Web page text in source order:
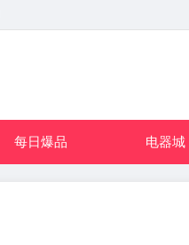
每日爆品 电器城